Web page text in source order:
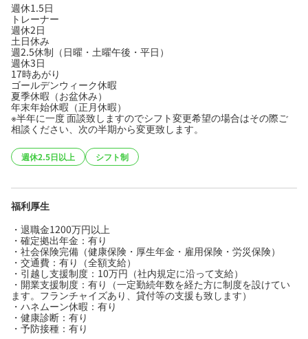
週休1.5日
トレーナー
週休2日
土日休み
週2.5休制（日曜・土曜午後・平日）
週休3日
17時あがり
ゴールデンウィーク休暇
夏季休暇（お盆休み）
年末年始休暇（正月休暇）
※半年に一度 面談致しますのでシフト変更希望の場合はその際ご
相談ください、次の半期から変更致します。
週休2.5日以上 シフト制
福利厚生
・退職金1200万円以上
・確定拠出年金：有り
・社会保険完備（健康保険・厚生年金・雇用保険・労災保険）
・交通費：有り（全額支給）
・引越し支援制度：10万円（社内規定に沿って支給）
・開業支援制度：有り（一定勤続年数を経た方に制度を設けてい
ます。フランチャイズあり、貸付等の支援も致します）
・ハネムーン休暇：有り
・健康診断：有り
・予防接種：有り